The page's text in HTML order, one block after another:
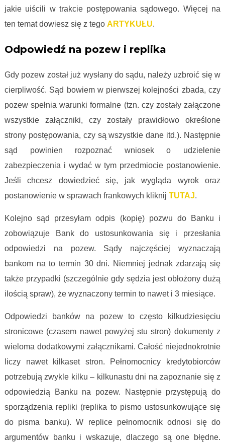
jakie uiścili w trakcie postępowania sądowego. Więcej na
ten temat dowiesz się z tego ARTYKUŁU.
Odpowiedź na pozew i replika
Gdy pozew został już wysłany do sądu, należy uzbroić się w
cierpliwość. Sąd bowiem w pierwszej kolejności zbada, czy
pozew spełnia warunki formalne (tzn. czy zostały załączone
wszystkie załączniki, czy zostały prawidłowo określone
strony postępowania, czy są wszystkie dane itd.). Następnie
sąd powinien rozpoznać wniosek o udzielenie
zabezpieczenia i wydać w tym przedmiocie postanowienie.
Jeśli chcesz dowiedzieć się, jak wygląda wyrok oraz
postanowienie w sprawach frankowych kliknij TUTAJ.
Kolejno sąd przesyłam odpis (kopię) pozwu do Banku i
zobowiązuje Bank do ustosunkowania się i przesłania
odpowiedzi na pozew. Sądy najczęściej wyznaczają
bankom na to termin 30 dni. Niemniej jednak zdarzają się
także przypadki (szczególnie gdy sędzia jest obłożony dużą
ilością spraw), że wyznaczony termin to nawet i 3 miesiące.
Odpowiedzi banków na pozew to często kilkudziesięciu
stronicowe (czasem nawet powyżej stu stron) dokumenty z
wieloma dodatkowymi załącznikami. Całość niejednokrotnie
liczy nawet kilkaset stron. Pełnomocnicy kredytobiorców
potrzebują zwykle kilku – kilkunastu dni na zapoznanie się z
odpowiedzią Banku na pozew. Następnie przystępują do
sporządzenia repliki (replika to pismo ustosunkowujące się
do pisma banku). W replice pełnomocnik odnosi się do
argumentów banku i wskazuje, dlaczego są one błędne.